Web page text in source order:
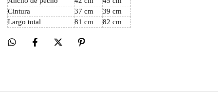
Cintura
37 cm
39 cm
Largo total
81 cm 82 cm